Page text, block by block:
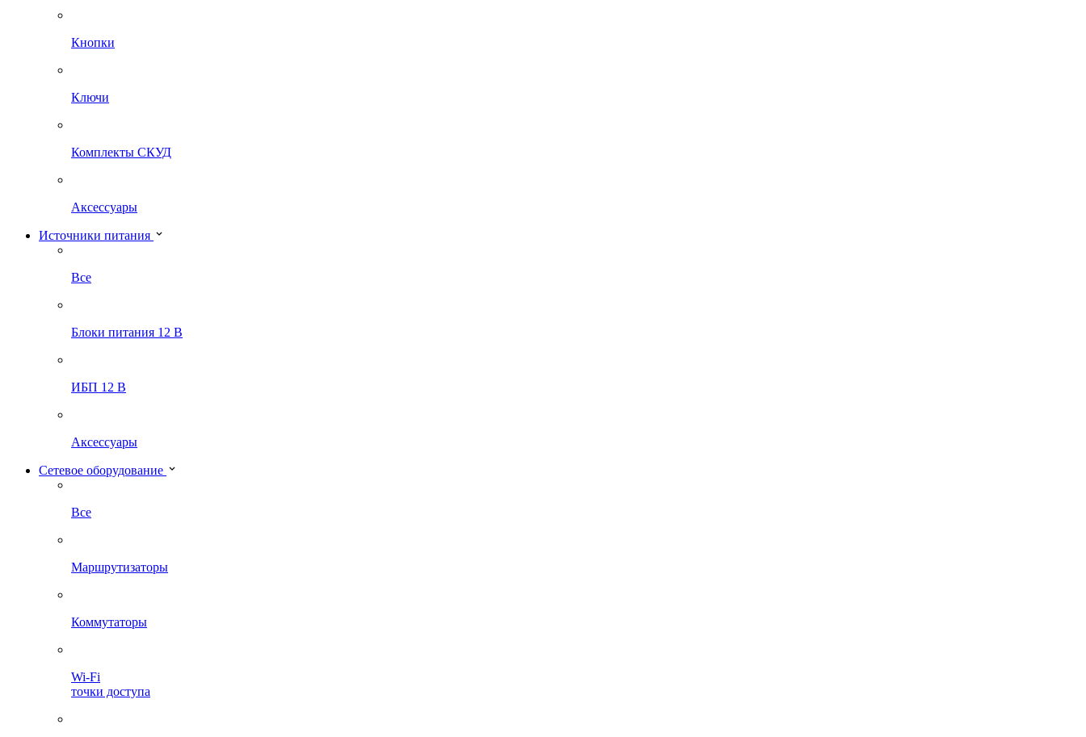
Кнопки
Ключи
Комплекты СКУД
Аксессуары
Источники питания
Все
Блоки питания 12 В
ИБП 12 В
Аксессуары
Сетевое оборудование
Все
Маршрутизаторы
Коммутаторы
Wi-Fi
точки доступа